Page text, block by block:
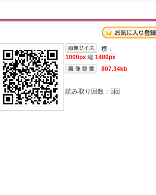
横：
1000px 縦:1480px
807.34kb
読み取り回数： 5回